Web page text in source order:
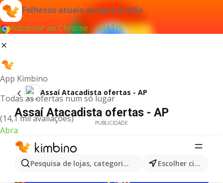
Folhetos atuais sempre à mão
Adicionar ao Chrome - GRÁTIS
App Kimbino
Todas as ofertas num só lugar
(14,1 mil avaliações)
Abra
Pesquisa de lojas, categorias,produtos... Escolher cidade
Assaí Atacadista ofertas - AP
Assaí Atacadista ofertas - AP
PUBLICIDADE